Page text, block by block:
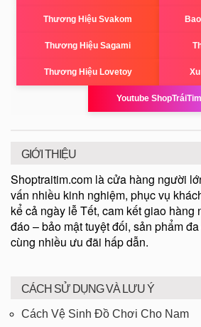
Thương Hiệu Svakom
Thương Hiệu Sagami
Thương Hiệu Lovetoy
Youtube ShopTráiTim
GIỚI THIỆU
Shoptraitim.com là cửa hàng người
vấn nhiều kinh nghiệm, phục vụ
kể cả ngày lễ Tết, cam kết giao hàng
đáo – bảo mật tuyệt đối, sản phẩm
cùng nhiều ưu đãi hấp dẫn.
CÁCH SỬ DỤNG VÀ LƯU Ý
Cách Vệ Sinh Đồ Chơi Cho Nam